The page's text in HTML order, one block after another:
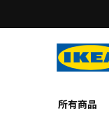
所有商品